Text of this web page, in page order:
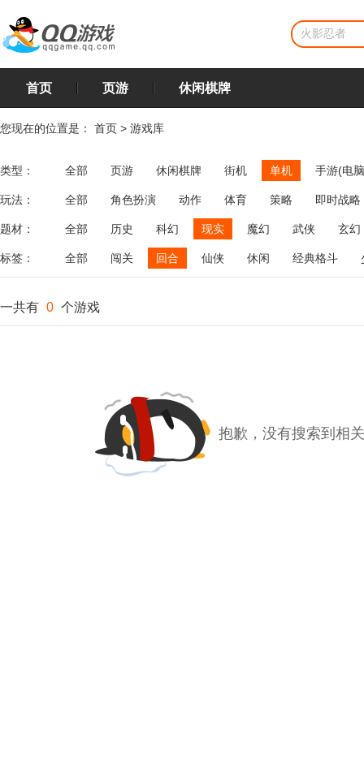
首页 页游 休闲棋牌
您现在的位置是： 首页 > 游戏库
类型： 全部 页游 休闲棋牌 街机 单机 手游(电
玩法： 全部 角色扮演 动作 体育 策略
即时战略
飞行
恋爱 第三人称射击 棋类 牌类 麻将
题材： 全部 历史 科幻 现实 魔幻 武侠 玄幻
标签： 全部 闯关 回合 仙侠 休闲 经典格斗
一共有 0 个游戏
抱歉，没有搜索到相